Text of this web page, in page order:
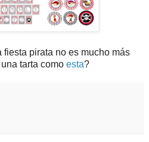
pirata no es mucho más
tarta como esta?